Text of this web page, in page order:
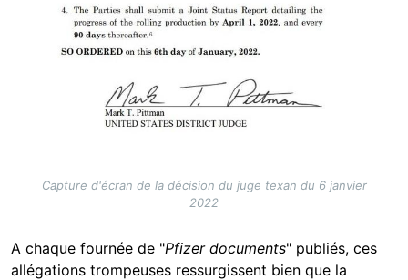
Capture d'écran de la décision du juge texan du 6 janvier
2022
A chaque fournée de "Pfizer documents" publiés, ces
allégations trompeuses ressurgissent bien que la